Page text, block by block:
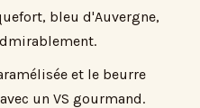
bleu d'Auvergne,
et le beurre
un VS gourmand.